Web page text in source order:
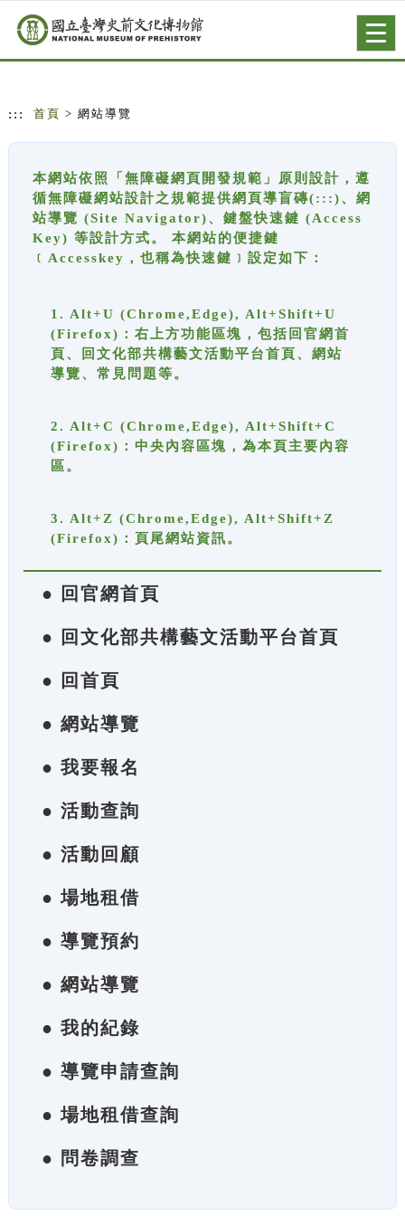
跳到主要內容
網站導覽
::: 首頁 > 網站導覽
本網站依照「無障礙網頁開發規範」原則設計，遵
循無障礙網站設計之規範提供網頁導盲磚(:::)、網
站導覽 (Site Navigator)、鍵盤快速鍵 (Access
Key) 等設計方式。 本網站的便捷鍵
﹝Accesskey，也稱為快速鍵﹞設定如下：
1. Alt+U (Chrome,Edge), Alt+Shift+U
(Firefox)：右上方功能區塊，包括回官網首
頁、回文化部共構藝文活動平台首頁、網站
導覽、常見問題等。
2. Alt+C (Chrome,Edge), Alt+Shift+C
(Firefox)：中央內容區塊，為本頁主要內容
區。
3. Alt+Z (Chrome,Edge), Alt+Shift+Z
(Firefox)：頁尾網站資訊。
● 回官網首頁
● 回文化部共構藝文活動平台首頁
● 回首頁
● 網站導覽
● 我要報名
● 活動查詢
● 活動回顧
● 場地租借
● 導覽預約
● 網站導覽
● 我的紀錄
● 導覽申請查詢
● 場地租借查詢
● 問卷調查